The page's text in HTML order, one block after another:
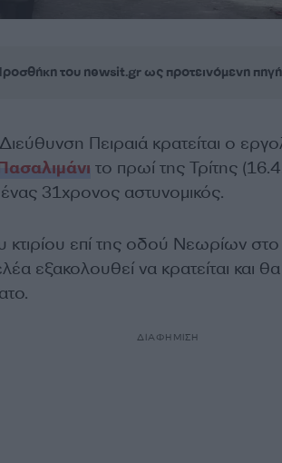
του newsit.gr ως προτεινόμενη
Πειραιά κρατείται ο
το πρωί της Τρίτης
31χρονος αστυνομικός.
κτιρίου επί της οδού Νεωρίων στο
εξακολουθεί να κρατείται και
ΔΙΑΦΗΜΙΣΗ